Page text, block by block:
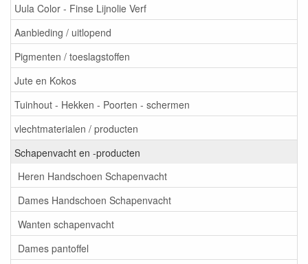
Uula Color - Finse Lijnolie Verf
Aanbieding / uitlopend
Pigmenten / toeslagstoffen
Jute en Kokos
Tuinhout - Hekken - Poorten - schermen
vlechtmaterialen / producten
Schapenvacht en -producten
Heren Handschoen Schapenvacht
Dames Handschoen Schapenvacht
Wanten schapenvacht
Dames pantoffel